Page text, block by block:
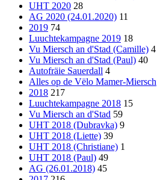
UHT 2020 28
AG 2020 (24.01.2020) 11
2019 74
Luuchtekampagne 2019 18
Vu Miersch an d'Stad (Camille) 4
Vu Miersch an d'Stad (Paul) 40
Autofräie Sauerdall 4
Alles op de Vëlo Mamer-Miersch
2018 217
Luuchtekampagne 2018 15
Vu Miersch an d'Stad 59
UHT 2018 (Dubravka) 9
UHT 2018 (Liette) 39
UHT 2018 (Christiane) 1
UHT 2018 (Paul) 49
AG (26.01.2018) 45